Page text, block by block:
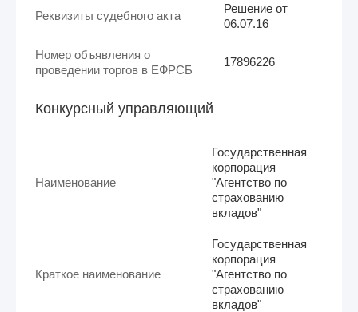
Реквизиты судебного акта
Решение от
06.07.16
Номер объявления о
проведении торгов в ЕФРСБ
17896226
Конкурсный управляющий
Наименование
Государственная
корпорация
"Агентство по
страхованию
вкладов"
Краткое наименование
Государственная
корпорация
"Агентство по
страхованию
вкладов"